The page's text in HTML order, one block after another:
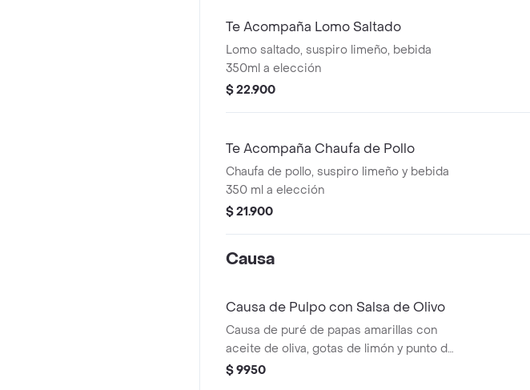
Te Acompaña Lomo Saltado
Lomo saltado, suspiro limeño, bebida
350ml a elección
$ 22.900
Te Acompaña Chaufa de Pollo
Chaufa de pollo, suspiro limeño y bebida
350 ml a elección
$ 21.900
Causa
Causa de Pulpo con Salsa de Olivo
Causa de puré de papas amarillas con
aceite de oliva, gotas de limón y punto de
ají amarillo, relleno de pulpo, salsa de
$ 9950